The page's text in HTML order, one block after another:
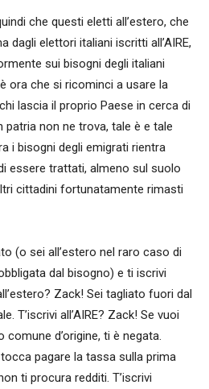
che questi eletti all’estero, che
dagli elettori italiani iscritti all’AIRE,
sui bisogni degli italiani
ora che si ricominci a usare la
lascia il proprio Paese in cerca di
patria non ne trova, tale è e tale
i bisogni degli emigrati rientra
essere trattati, almeno sul suolo
cittadini fortunatamente rimasti
(o sei all’estero nel raro caso di
dal bisogno) e ti iscrivi
Zack! Sei tagliato fuori dal
T’iscrivi all’AIRE? Zack! Se vuoi
comune d’origine, ti è negata.
tocca pagare la tassa sulla prima
ti procura redditi. T’iscrivi